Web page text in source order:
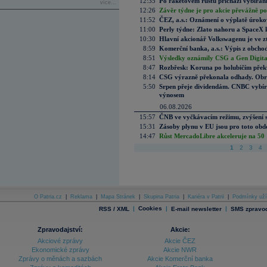
více...
12:26
Závěr týdne je pro akcie převážně
11:52 ČEZ, a.s.: Oznámení o výplatě
11:00 Perly týdne: Zlato nahoru a SpaceX
10:30 Hlavní akcionář Volkswagenu je ve
8:59 Komerční banka, a.s.: Výpis z
8:51
Výsledky oznámily CSG a Gen
8:47 Rozbřesk: Koruna po holubičím
8:14 CSG výrazně překonala odhady.
5:50 Srpen přeje dividendám. CNBC
výnosem
06.08.2026
15:57 ČNB ve vyčkávacím režimu, zvýšení
15:31
Zásoby plynu v EU jsou pro toto
14:47 Růst MercadoLibre akceleruje na
1 2 3 4
O Patria.cz Reklama Mapa Stránek Skupina Patria Kariéra v Patrii Podmínky
RSS / XML | Cookies | E-mail newsletter | SMS
Zpravodajství:
Akciové zprávy
Ekonomické zprávy
Zprávy o měnách a sazbách
Akcie:
Akcie ČEZ
Akcie NWR
Akcie Komerční banka